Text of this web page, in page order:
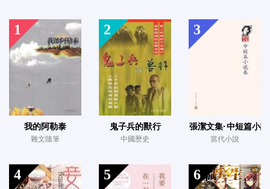
1
我的阿勒泰
雜文隨筆
2
鬼子兵的獸行
中國歷史
3
張潔文集·中短篇小
當代小說
4 5 6